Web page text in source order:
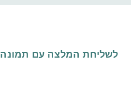
לשליחת המלצה עם תמונה